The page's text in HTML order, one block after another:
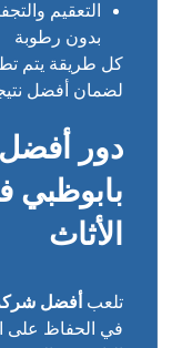
التعقيم
بدون رطوبة
كل طريقة يتم
لضمان أفضل
دور
بابوظبي
الأثاث
تلعب أفضل
في الحفاظ على